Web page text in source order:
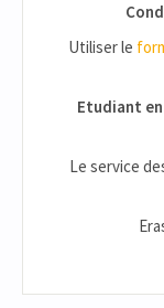
Utiliser le
Etudiant
Le service